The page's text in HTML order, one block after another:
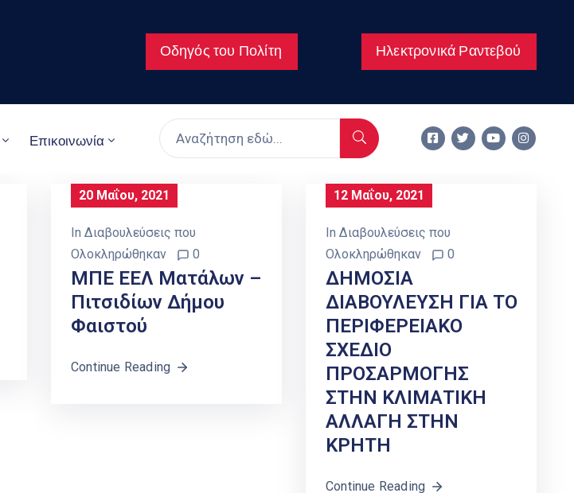
Οδηγός του Πολίτη Ηλεκτρονικά Ραντεβού
Επικοινωνία
20 Μαΐου, 2021
In Διαβουλεύσεις που
Ολοκληρώθηκαν
0
ΜΠΕ ΕΕΛ Ματάλων –
Πιτσιδίων Δήμου
Φαιστού
Continue Reading
12 Μαΐου, 2021
In Διαβουλεύσεις που
Ολοκληρώθηκαν
0
ΔΗΜΟΣΙΑ
ΔΙΑΒΟΥΛΕΥΣΗ ΓΙΑ ΤΟ
ΠΕΡΙΦΕΡΕΙΑΚΟ
ΣΧΕΔΙΟ
ΠΡΟΣΑΡΜΟΓΗΣ
ΣΤΗΝ ΚΛΙΜΑΤΙΚΗ
ΑΛΛΑΓΗ ΣΤΗΝ
ΚΡΗΤΗ
Continue Reading